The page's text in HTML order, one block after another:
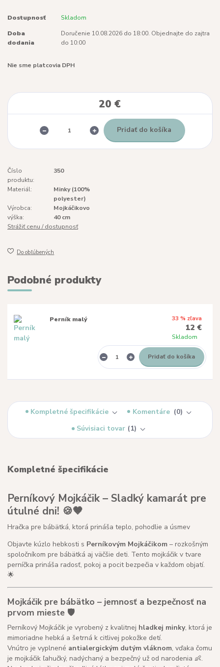
Dostupnosť Skladom
Doba
dodania
Doručenie 10.08.2026 do 18:00. Objednajte do zajtra
do 10:00
Nie sme platcovia DPH
20 €
Pridať do košíka
Číslo
produktu:
350
Materiál:
Minky (100%
polyester)
Výrobca:
Mojkáčikovo
výška:
40 cm
Strážiť cenu / dostupnosť
Do obľúbených
Podobné produkty
Perník malý 33 % zľava
12 €
Skladom
Pridať do košíka
Kompletné špecifikácie Komentáre
0
Súvisiaci tovar
1
Kompletné špecifikácie
Perníkový Mojkáčik – Sladký kamarát pre
útulné dni! 🍪🤎
Hračka pre bábätká, ktorá prináša teplo, pohodlie a úsmev
Objavte kúzlo hebkosti s Perníkovým Mojkáčikom – rozkošným
spoločníkom pre bábätká aj väčšie deti. Tento mojkáčik v tvare
perníčka prináša radosť, pokoj a pocit bezpečia v každom objatí.
🌟
Mojkáčik pre bábätko – jemnosť a bezpečnosť na
prvom mieste 🛡️
Perníkový Mojkáčik je vyrobený z kvalitnej hladkej minky, ktorá je
mimoriadne hebká a šetrná k citlivej pokožke detí.
Vnútro je vyplnené antialergickým dutým vláknom, vďaka čomu
je mojkáčik ľahučký, nadýchaný a bezpečný už od narodenia 👶.